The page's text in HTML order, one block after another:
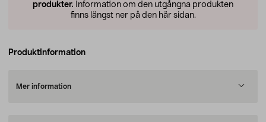
produkter. Information om den utgångna produkten
finns längst ner på den här sidan.
Produktinformation
Mer information